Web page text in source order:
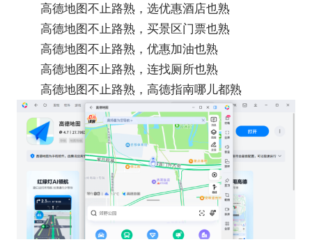
高德地图不止路熟，选优惠酒店也熟
高德地图不止路熟，买景区门票也熟
高德地图不止路熟，优惠加油也熟
高德地图不止路熟，连找厕所也熟
高德地图不止路熟，高德指南哪儿都熟